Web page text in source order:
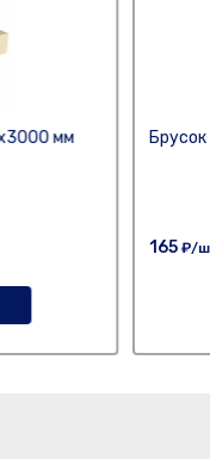
мм
165 ₽/